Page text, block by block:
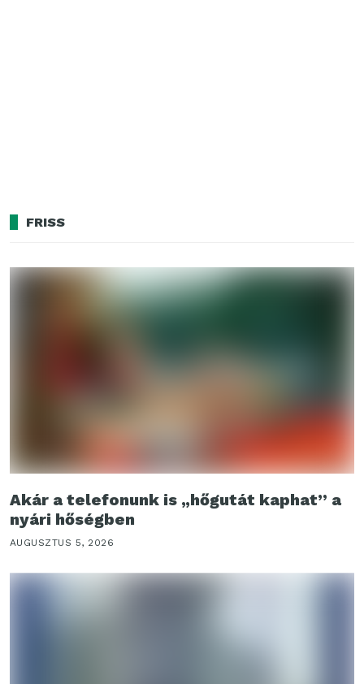
FRISS
Akár a telefonunk is „hőgutát kaphat” a
nyári hőségben
AUGUSZTUS 5, 2026